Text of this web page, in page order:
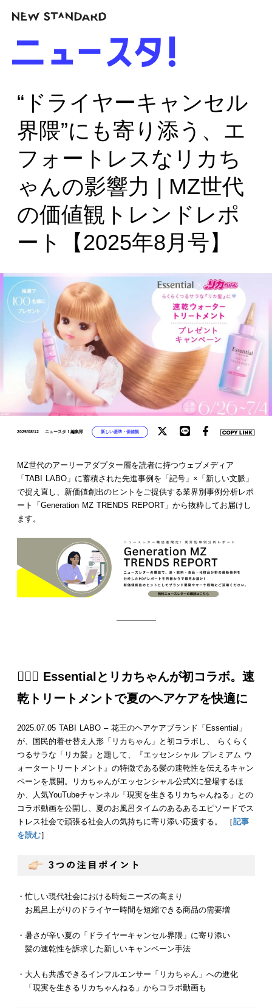
“ドライヤーキャンセル
界隈”にも寄り添う、エ
フォートレスなリカち
ゃんの影響力 | MZ世代
の価値観トレンドレポ
ート【2025年8月号】
2025/08/12 ニュースタ！編集部 新しい基準・価値観
MZ世代のアーリーアダプター層を読者に持つウェブメディア
「TABI LABO」に蓄積された先進事例を「記号」×「新しい文脈」
で捉え直し、新価値創出のヒントをご提供する業界別事例分析レポ
ート「Generation MZ TRENDS REPORT」から抜粋してお届けし
ます。
—————
👱🏻‍♀️ Essentialとリカちゃんが初コラボ。速
乾トリートメントで夏のヘアケアを快適に
2025.07.05 TABI LABO – 花王のヘアケアブランド「Essential」
が、国民的着せ替え人形「リカちゃん」と初コラボし、 らくらく
つるサラな「リカ髪」と題して、『エッセンシャル プレミアム ウ
ォータートリートメント』の特徴である髪の速乾性を伝えるキャン
ペーンを展開。リカちゃんがエッセンシャル公式Xに登場するほ
か、人気YouTubeチャンネル「現実を生きるリカちゃんねる」との
コラボ動画を公開し、夏のお風呂タイムのあるあるエピソードでス
トレス社会で頑張る社会人の気持ちに寄り添い応援する。 ［記事
を読む］
・忙しい現代社会における時短ニーズの高まり
お風呂上がりのドライヤー時間を短縮できる商品の需要増
・暑さが辛い夏の「ドライヤーキャンセル界隈」に寄り添い
髪の速乾性を訴求した新しいキャンペーン手法
・大人も共感できるインフルエンサー「リカちゃん」への進化
「現実を生きるリカちゃんねる」からコラボ動画も